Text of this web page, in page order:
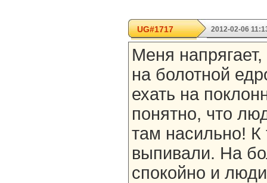
UG#1717 2012-02-06
Меня напрягает,
на болотной
ехать на
понятно, что
там насильно!
выпивали. На
спокойно и